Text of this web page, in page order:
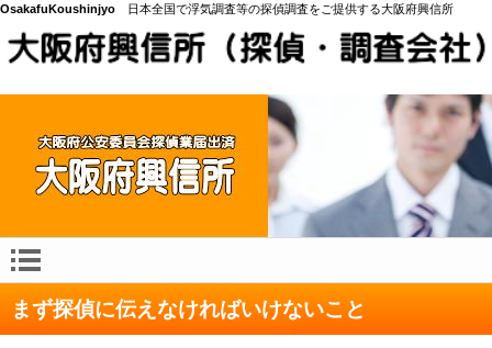
OsakafuKoushinjyo 日本全国で浮気調査等の探偵調査をご提供する大阪府興信所
まず探偵に伝えなければいけないこと